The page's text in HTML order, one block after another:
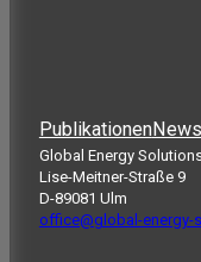
PublikationenNews
Global Energy Solutions
Lise-Meitner-Straße 9
D-89081 Ulm
office@global-energy-